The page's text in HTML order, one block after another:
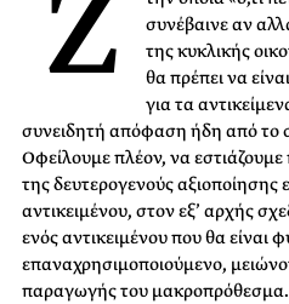
συνέβαινε αν
της κυκλικής
θα πρέπει να
για τα
συνειδητή απόφαση ήδη από το
Οφείλουμε πλέον, να
της δευτερογενούς αξιοποίησης
αντικειμένου, στον εξ’ αρχής
ενός αντικειμένου που θα είναι
επαναχρησιμοποιούμενο,
παραγωγής του μακροπρόθεσμα.